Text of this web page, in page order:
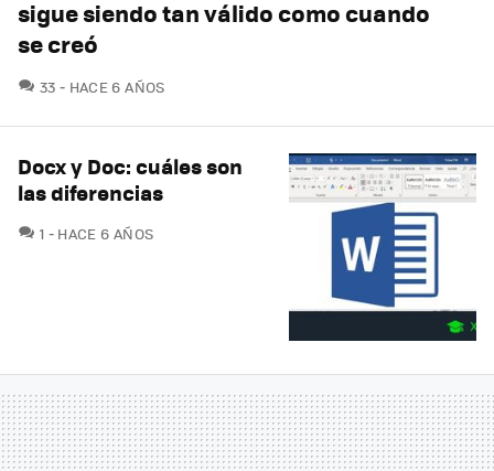
sigue siendo tan válido como cuando
se creó
33 COMENTARIOS
HACE 6 AÑOS
Docx y Doc: cuáles son
las diferencias
1 COMENTARIOS
HACE 6 AÑOS